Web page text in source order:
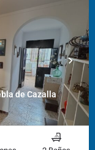
de Cazalla